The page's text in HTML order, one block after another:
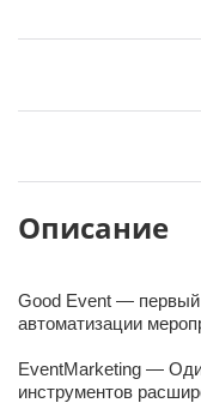
Описание
Good Event —
автоматизации
EventMarketing —
инструментов